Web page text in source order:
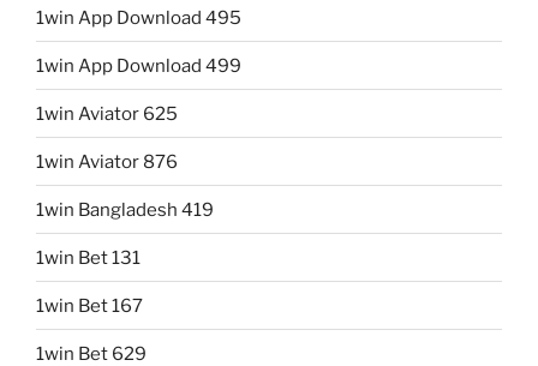
1win App Download 495
1win App Download 499
1win Aviator 625
1win Aviator 876
1win Bangladesh 419
1win Bet 131
1win Bet 167
1win Bet 629